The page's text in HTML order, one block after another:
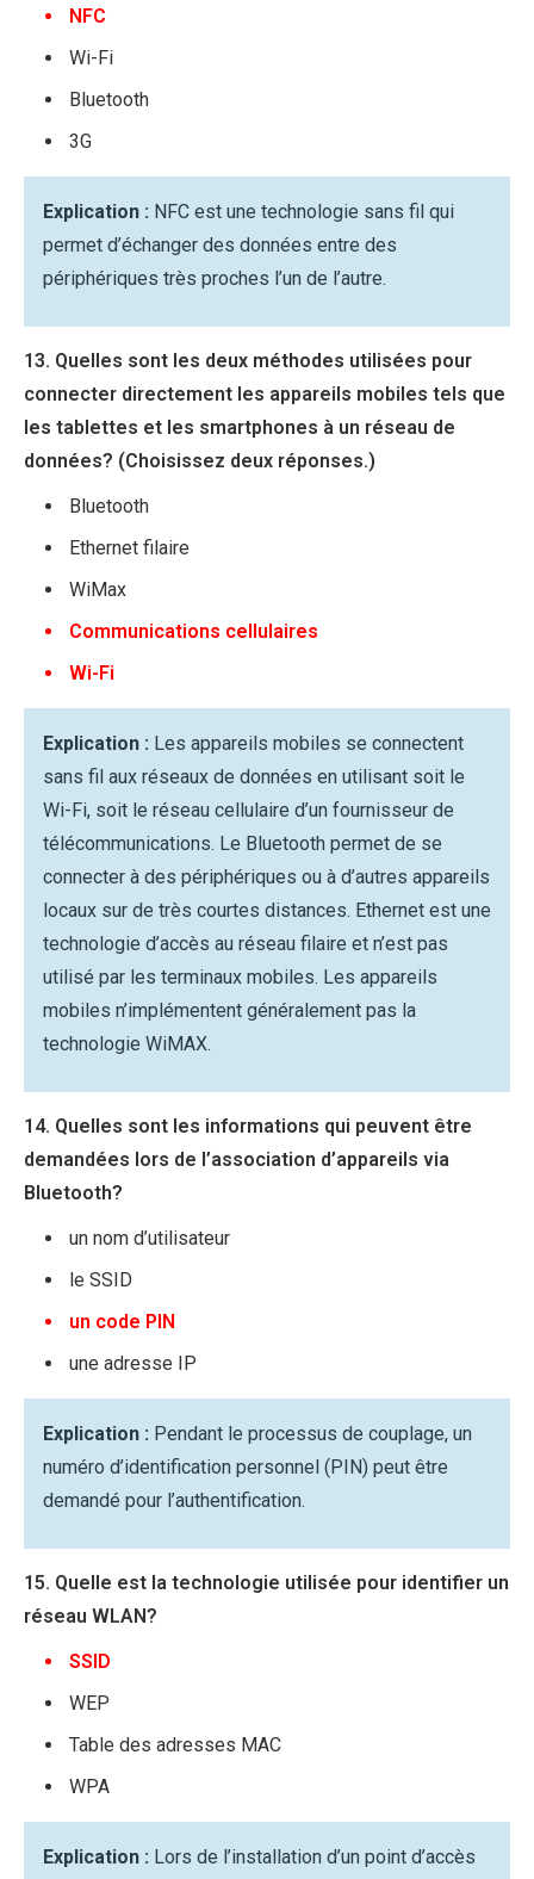
NFC
Wi-Fi
Bluetooth
3G
Explication : NFC est une technologie sans fil qui
permet d’échanger des données entre des
périphériques très proches l’un de l’autre.
13. Quelles sont les deux méthodes utilisées pour
connecter directement les appareils mobiles tels que
les tablettes et les smartphones à un réseau de
données? (Choisissez deux réponses.)
Bluetooth
Ethernet filaire
WiMax
Communications cellulaires
Wi-Fi
Explication : Les appareils mobiles se connectent
sans fil aux réseaux de données en utilisant soit le
Wi-Fi, soit le réseau cellulaire d’un fournisseur de
télécommunications. Le Bluetooth permet de se
connecter à des périphériques ou à d’autres appareils
locaux sur de très courtes distances. Ethernet est une
technologie d’accès au réseau filaire et n’est pas
utilisé par les terminaux mobiles. Les appareils
mobiles n’implémentent généralement pas la
technologie WiMAX.
14. Quelles sont les informations qui peuvent être
demandées lors de l’association d’appareils via
Bluetooth?
un nom d’utilisateur
le SSID
un code PIN
une adresse IP
Explication : Pendant le processus de couplage, un
numéro d’identification personnel (PIN) peut être
demandé pour l’authentification.
15. Quelle est la technologie utilisée pour identifier un
réseau WLAN?
SSID
WEP
Table des adresses MAC
WPA
Explication : Lors de l’installation d’un point d’accès